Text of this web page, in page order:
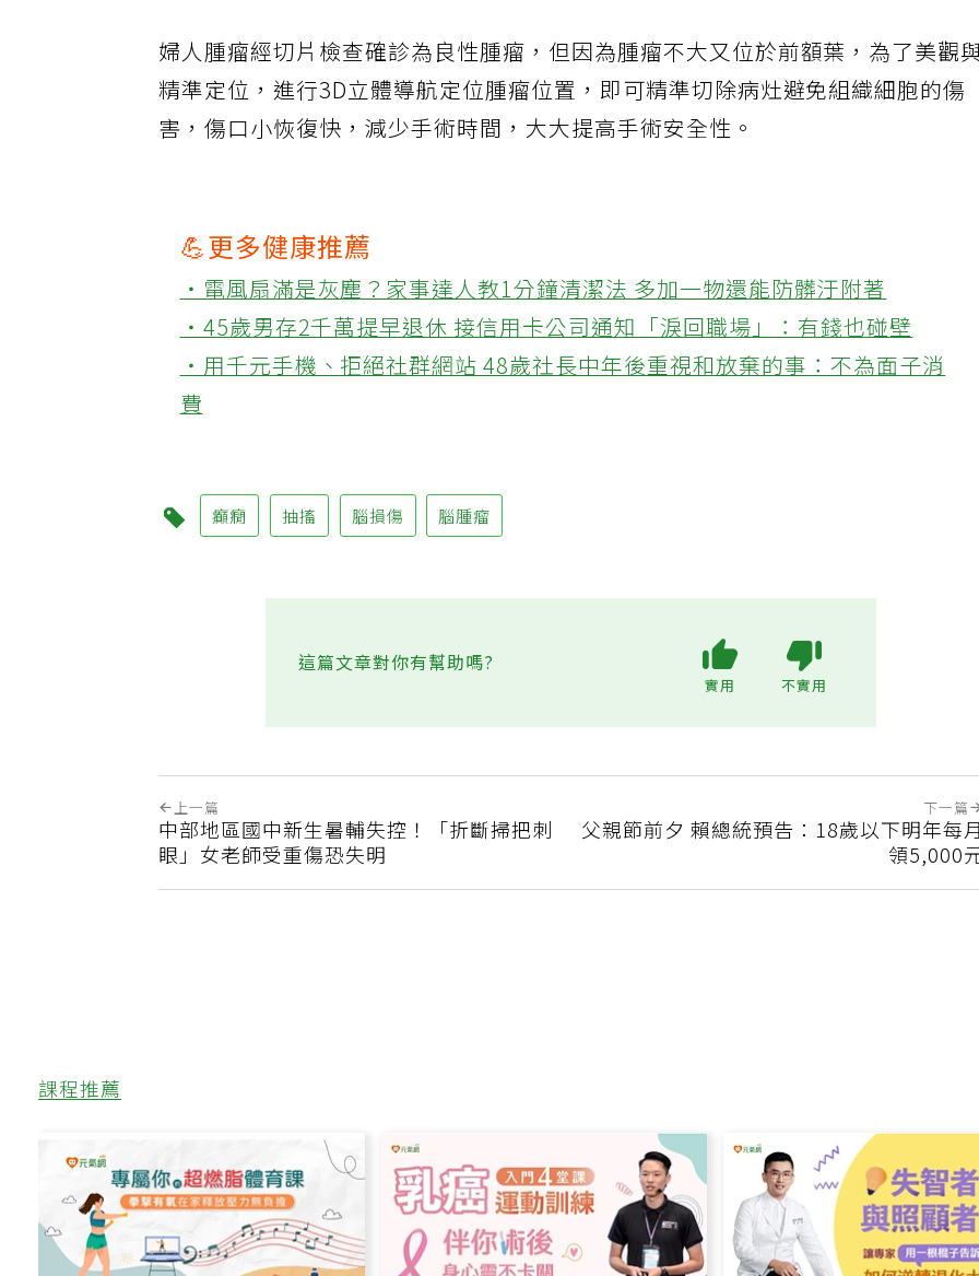
婦人腫瘤經切片檢查確診為良性腫瘤，但因為腫瘤不大又位於前額葉，為了美觀
精準定位，進行3D立體導航定位腫瘤位置，即可精準切除病灶避免組織細胞的傷
害，傷口小恢復快，減少手術時間，大大提高手術安全性。
💪更多健康推薦
‧電風扇滿是灰塵？家事達人教1分鐘清潔法 多加一物還能防髒汙附著
‧45歲男存2千萬提早退休 接信用卡公司通知「淚回職場」：有錢也碰壁
‧用千元手機、拒絕社群網站 48歲社長中年後重視和放棄的事：不為面子消
費
癲癇 抽搐 腦損傷 腦腫瘤
這篇文章對你有幫助嗎?
上一篇
中部地區國中新生暑輔失控！「折斷掃把刺
眼」女老師受重傷恐失明
下一篇
父親節前夕 賴總統預告：18歲以下明年每
領5,000
課程推薦